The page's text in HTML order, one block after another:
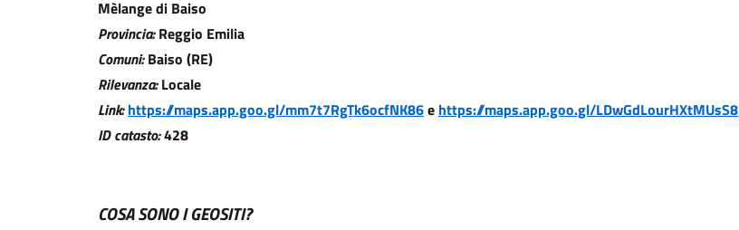
Mèlange di Baiso
Provincia:Reggio Emilia
Comuni:Baiso (RE)
Rilevanza:Locale
Link:https://maps.app.goo.gl/mm7t7RgTk6ocfNK86e https://maps.app.goo.gl/LDwGdLourHXtMUsS8
ID catasto:428
COSA SONO I GEOSITI?